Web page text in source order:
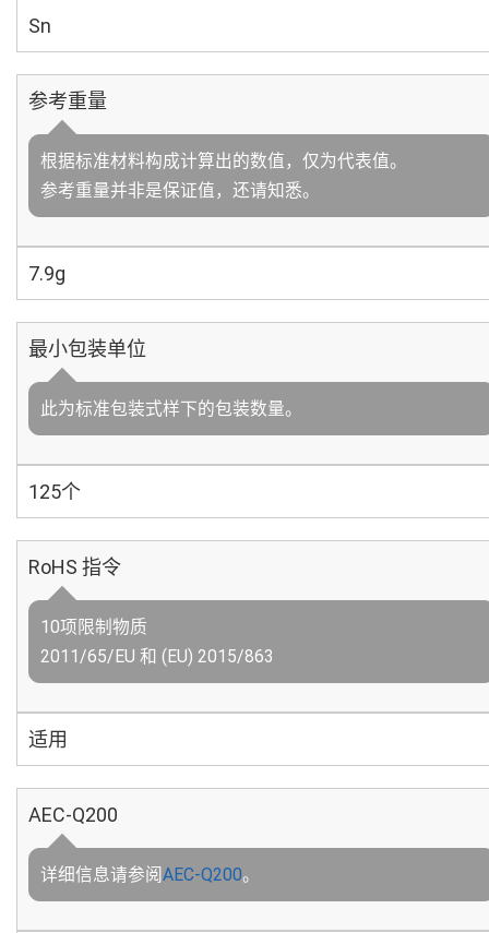
Sn
参考重量
根据标准材料构成计算出的数值，仅为代表值。
参考重量并非是保证值，还请知悉。
7.9g
最小包装单位
此为标准包装式样下的包装数量。
125个
RoHS 指令
10项限制物质
2011/65/EU 和 (EU) 2015/863
适用
AEC-Q200
详细信息请参阅AEC-Q200。